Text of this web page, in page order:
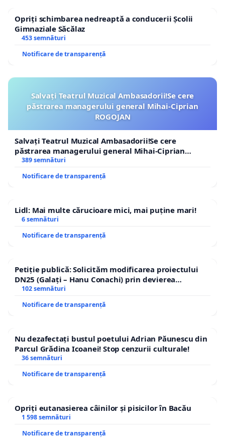
Opriți schimbarea nedreaptă a conducerii Școlii
Gimnaziale Săcălaz
453 semnături
Notificare de transparență
Salvați Teatrul Muzical Ambasadorii!Se cere
păstrarea managerului general Mihai-Ciprian
ROGOJAN
Salvați Teatrul Muzical Ambasadorii!Se cere
păstrarea managerului general Mihai-Ciprian
ROGOJAN
389 semnături
Notificare de transparență
Lidl: Mai multe cărucioare mici, mai puține mari!
6 semnături
Notificare de transparență
Petiție publică: Solicităm modificarea proiectului
DN25 (Galați – Hanu Conachi) prin devierea
traseului în afara localităților!
102 semnături
Notificare de transparență
Nu dezafectați bustul poetului Adrian Păunescu din
Parcul Grădina Icoanei! Stop cenzurii culturale!
36 semnături
Notificare de transparență
Opriți eutanasierea câinilor și pisicilor în Bacău
1 598 semnături
Notificare de transparență